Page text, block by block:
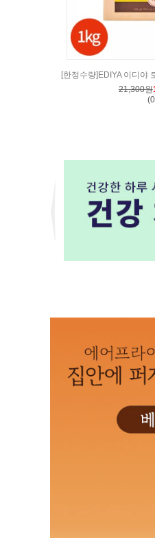
[한정수량]EDIYA 이디야
21,300원